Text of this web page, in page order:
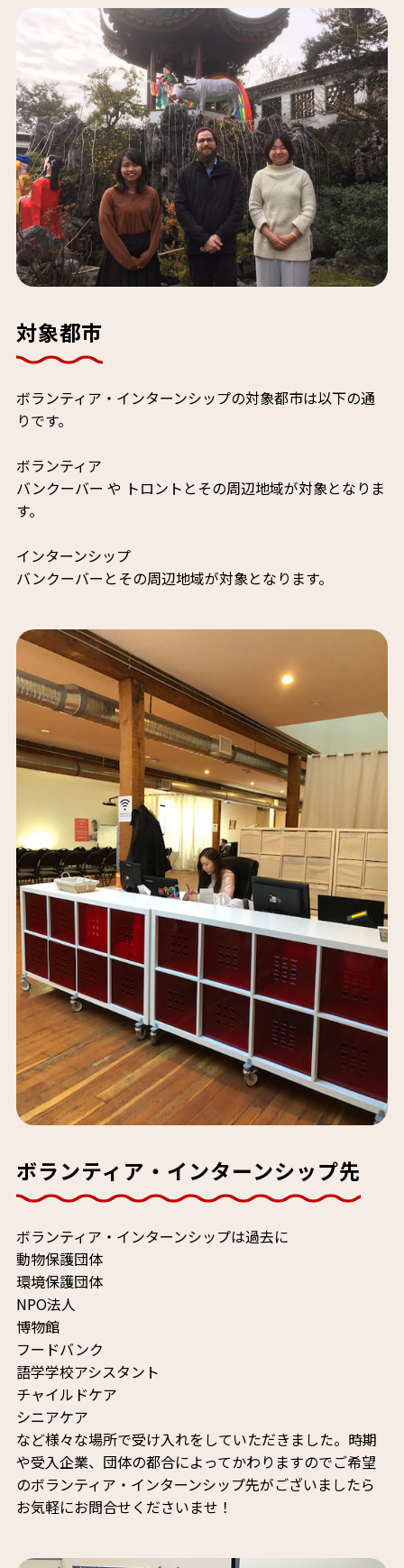
対象都市
ボランティア・インターンシップの対象都市は以下の通
りです。
ボランティア
バンクーバー や トロントとその周辺地域が対象となりま
す。
インターンシップ
バンクーバーとその周辺地域が対象となります。
ボランティア・インターンシップ先
ボランティア・インターンシップは過去に
動物保護団体
環境保護団体
NPO法人
博物館
フードバンク
語学学校アシスタント
チャイルドケア
シニアケア
など様々な場所で受け入れをしていただきました。時期
や受入企業、団体の都合によってかわりますのでご希望
のボランティア・インターンシップ先がございましたら
お気軽にお問合せくださいませ！